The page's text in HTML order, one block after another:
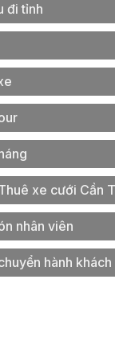
đi tỉnh
xe cưới Cần
nhân viên
hành khách